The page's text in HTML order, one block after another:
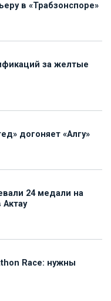
в «Трабзонспоре»
за желтые
догоняет «Алгу»
24 медали на
Race: нужны